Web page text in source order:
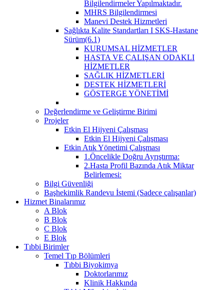
Bilgilendirmeler Yapılmaktadır.
MHRS Bilgilendirmesi
Manevi Destek Hizmetleri
Sağlıkta Kalite Standartları I SKS-Hastane
Sürüm(6.1)
KURUMSAL HİZMETLER
HASTA VE ÇALIŞAN ODAKLI
HİZMETLER
SAĞLIK HİZMETLERİ
DESTEK HİZMETLERİ
GÖSTERGE YÖNETİMİ
Değerlendirme ve Geliştirme Birimi
Projeler
Etkin El Hijyeni Çalışması
Etkin El Hijyeni Çalışması
Etkin Atık Yönetimi Çalışması
1.Öncelikle Doğru Ayrıştırma:
2.Hasta Profil Bazında Atık Miktar
Belirlemesi:
Bilgi Güvenliği
Başhekimlik Randevu İstemi (Sadece çalışanlar)
Hizmet Binalarımız
A Blok
B Blok
C Blok
E Blok
Tıbbi Birimler
Temel Tıp Bölümleri
Tıbbi Biyokimya
Doktorlarımız
Klinik Hakkında